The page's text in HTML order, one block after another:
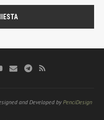
and Developed by PenciDesign